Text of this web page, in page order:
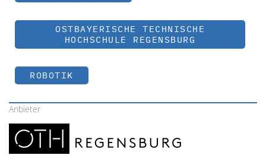
OSTBAYERISCHE TECHNISCHE
HOCHSCHULE REGENSBURG
ROBOTIK
Anbieter